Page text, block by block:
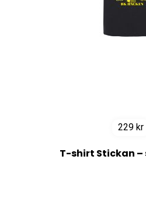
229 kr
T-shirt Stickan